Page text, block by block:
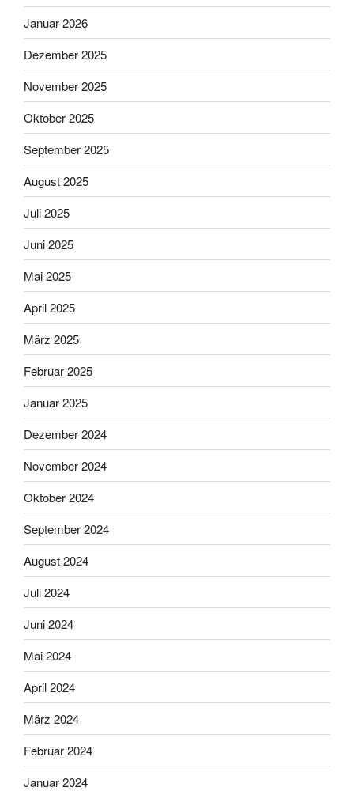
Januar 2026
Dezember 2025
November 2025
Oktober 2025
September 2025
August 2025
Juli 2025
Juni 2025
Mai 2025
April 2025
März 2025
Februar 2025
Januar 2025
Dezember 2024
November 2024
Oktober 2024
September 2024
August 2024
Juli 2024
Juni 2024
Mai 2024
April 2024
März 2024
Februar 2024
Januar 2024